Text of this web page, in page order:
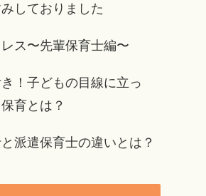
しておりました
ス〜先輩保育士編〜
！子どもの目線に立っ
育とは？
派遣保育士の違いとは？